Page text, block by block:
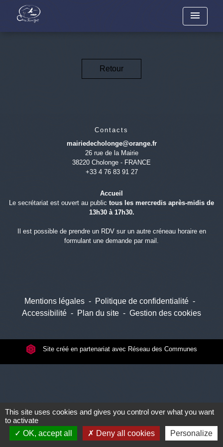
menu
Retour
Contacts
mairiedecholonge@orange.fr
26 rue de la Mairie
38220 Cholonge - FRANCE
+33 4 76 83 91 27
Accueil
Le secrétariat est ouvert au public tous les mercredis après-midis de
13h30 à 17h30.
Il est possible de prendre un RDV sur un autre créneau horaire en
formulant une demande par mail.
Mentions légales - Politique de confidentialité -
Accessibilité - Plan du site - Gestion des cookies
Site créé en partenariat avec Réseau des Communes
This site uses cookies and gives you control over what you want
to activate
OK, accept all
Deny all cookies Personalize